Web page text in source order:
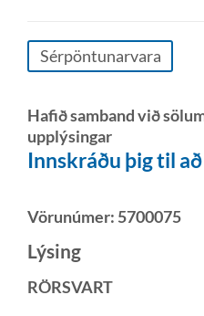
Sérpöntunarvara
Hafið samband við
upplýsingar
Innskráðu þig til
Vörunúmer: 5700075
Lýsing
RÖRSVART